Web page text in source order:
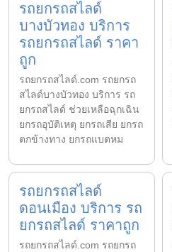
รถยกรถสไลด์
บางบัวทอง บริการ
รถยกรถสไลด์ ราคา
ถูก
รถยกรถสไลด์.com รถยกรถ
สไลด์บางบัวทอง บริการ รถ
ยกรถสไลด์ ช่วยเหลือฉุกเฉิน
ยกรถอุบัติเหตุ ยกรถเสีย ยกรถ
ตกข้างทาง ยกรถแบตหม
รถยกรถสไลด์
ดอนเมือง บริการ รถ
ยกรถสไลด์ ราคาถูก
รถยกรถสไลด์.com รถยกรถ